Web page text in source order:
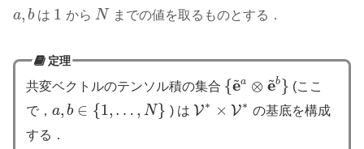
a, b
a,b は 1
1 から N
N までの値を取るものとする．
定理
共変ベクトルのテンソル積の集合 {e
~a ⊗ e
~b}
{e~a ⊗e ~b}
(ここ
で， a, b ∈ {1, … , N}
a,b∈{1 ,…,N } ) は V∗ × V∗
V∗ ×V ∗
の基底を構成
する．